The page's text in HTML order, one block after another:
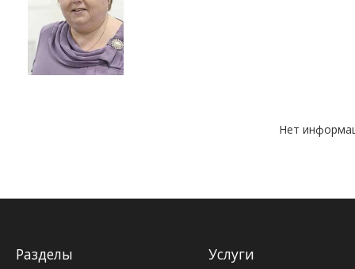
Нет
Разделы Услуги